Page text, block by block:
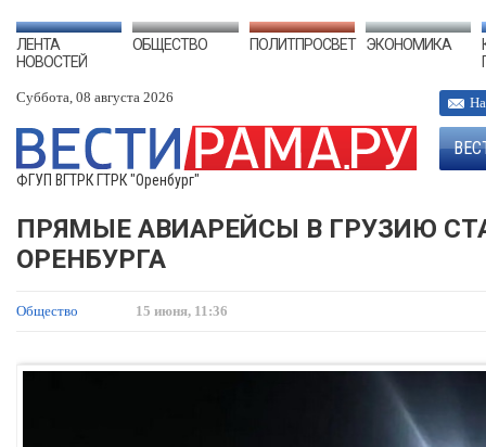
ЛЕНТА
НОВОСТЕЙ
ОБЩЕСТВО ПОЛИТПРОСВЕТ ЭКОНОМИКА
Суббота, 08 августа 2026
ФГУП ВГТРК ГТРК "Оренбург"
ПРЯМЫЕ АВИАРЕЙСЫ В ГРУЗИЮ
ОРЕНБУРГА
Общество 15 июня, 11:36